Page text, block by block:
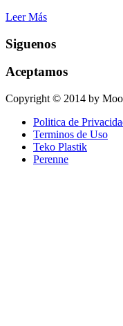
Leer Más
Siguenos
Aceptamos
Copyright © 2014 by
Politica de
Terminos de Uso
Teko Plastik
Perenne